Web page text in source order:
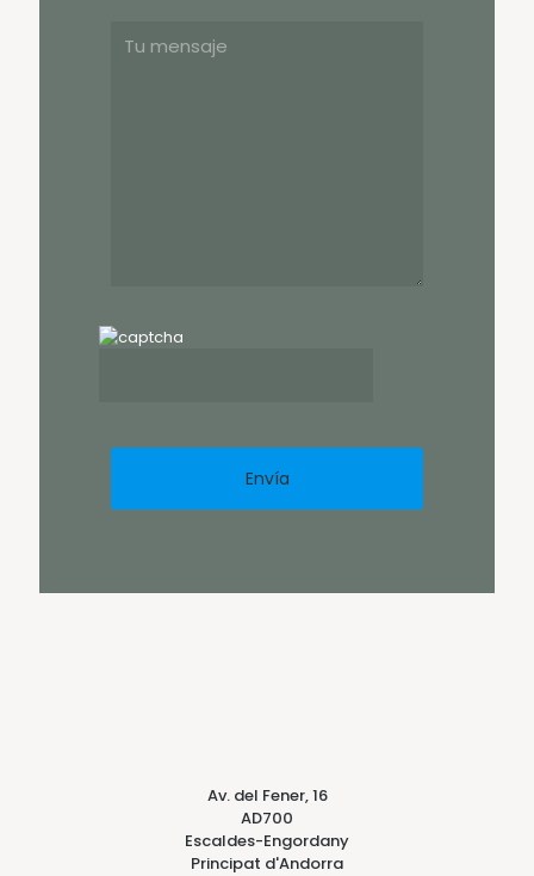
Av. del Fener, 16
AD700
Escaldes-Engordany
Principat d'Andorra